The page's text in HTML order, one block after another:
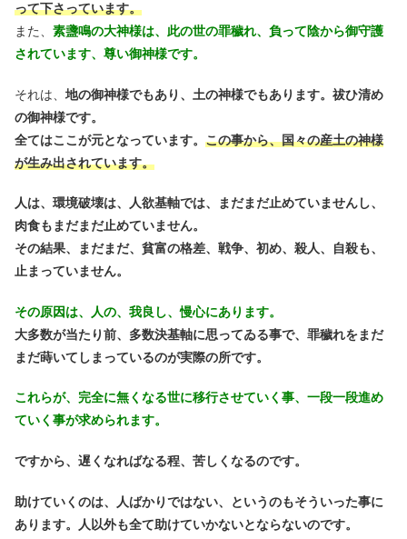
って下さっています。
また、 素盞鳴の大神様は、此の世の罪穢れ、負って陰から御守護
されています、尊い御神様です。
それは、 地の御神様でもあり、土の神様でもあります。祓ひ清め
の御神様です。
全てはここが元となっています。 この事から、国々の産土の神様
が生み出されています。
人は、環境破壊は、人欲基軸では、まだまだ止めていませんし、
肉食もまだまだ止めていません。
その結果、まだまだ、貧富の格差、戦争、初め、殺人、自殺も、
止まっていません。
その原因は、人の、我良し、慢心にあります。
大多数が当たり前、多数決基軸に思ってゐる事で、罪穢れをまだ
まだ蒔いてしまっているのが実際の所です。
これらが、完全に無くなる世に移行させていく事、一段一段進め
ていく事が求められます。
ですから、遅くなればなる程、苦しくなるのです。
助けていくのは、人ばかりではない、というのもそういった事に
あります。人以外も全て助けていかないとならないのです。